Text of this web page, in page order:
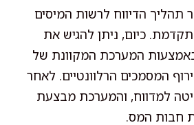
תהליך הדיווח לרשות המיסים
כיום, ניתן להגיש את
באמצעות המערכת המקוונת של
המסמכים הרלוונטיים. לאחר
למדווח, והמערכת מבצעת
חבות המס.